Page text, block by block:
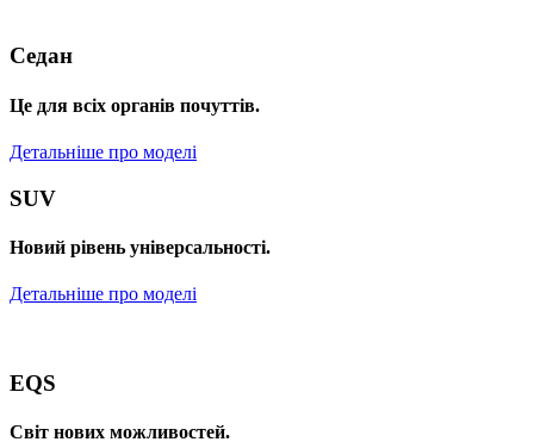
Седан
Це для всіх органів почуттів.
Детальніше про моделі
SUV
Новий рівень універсальності.
Детальніше про моделі
EQS
Cвіт нових можливостей.